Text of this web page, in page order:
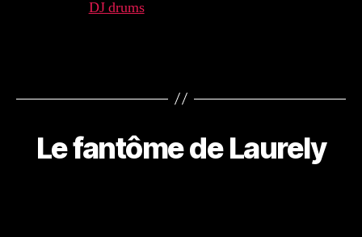
Le fantôme de Laurely